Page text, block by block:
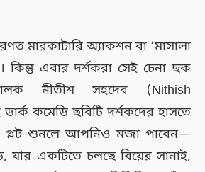
মারকাটারি অ্যাকশন বা ‘মাসালা
কিন্তু এবার দর্শকরা সেই চেনা ছক
নীতীশ সহদেব (Nithish
কমেডি ছবিটি দর্শকদের হাসতে
প্লট শুনলে আপনিও মজা পাবেন—
যার একটিতে চলছে বিয়ের সানাই,